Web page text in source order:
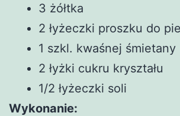
3 żółtka
2 łyżeczki proszku do
1 szkl. kwaśnej śmietany
2 łyżki cukru kryształu
1/2 łyżeczki soli
Wykonanie: